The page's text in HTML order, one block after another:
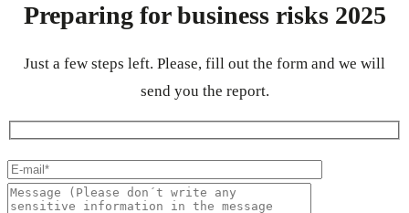
Preparing for business risks 2025
Just a few steps left. Please, fill out the form and we will
send you the report.